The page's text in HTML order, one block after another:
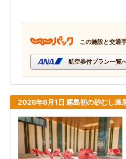
この施設と交通
航空券付プラン一覧
2026年6月1日 霧島初の砂むし温